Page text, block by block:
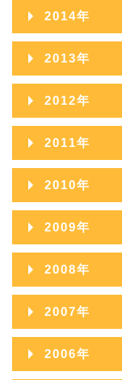
2015年12月
2015年11月
2015年10月
2015年09月
2015年08月
2015年07月
2015年06月
2015年05月
2015年03月
2015年02月
2014年
2014年12月
2014年11月
2014年10月
2014年09月
2014年08月
2014年07月
2014年06月
2014年05月
2014年03月
2013年
2013年12月
2013年11月
2013年10月
2013年09月
2013年08月
2013年07月
2013年06月
2013年05月
2012年
2012年12月
2012年11月
2012年10月
2012年09月
2012年08月
2012年07月
2012年06月
2012年05月
2011年
2011年12月
2011年11月
2011年10月
2011年09月
2011年08月
2011年07月
2010年
2010年12月
2010年11月
2010年10月
2010年09月
2010年08月
2009年
2009年12月
2009年11月
2009年10月
2009年09月
2008年
2008年12月
2008年11月
2008年10月
2007年
2007年12月
2006年